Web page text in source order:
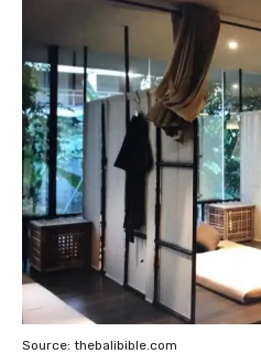
Source: thebalibible.com